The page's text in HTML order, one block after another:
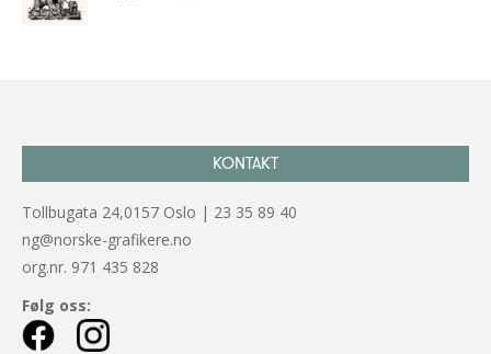
KONTAKT
Tollbugata 24,0157 Oslo | 23 35 89 40
ng@norske-grafikere.no
org.nr. 971 435 828
Følg oss: